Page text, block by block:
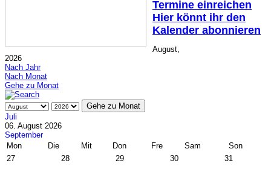
Termine einreichen
Hier könnt ihr den
Kalender abonnieren
August,
2026
Nach Jahr
Nach Monat
Gehe zu Monat
Gehe zu Monat
Juli
06. August 2026
September
Mon
Die Mit Don Fre Sam
Son
27
28 29 30 31